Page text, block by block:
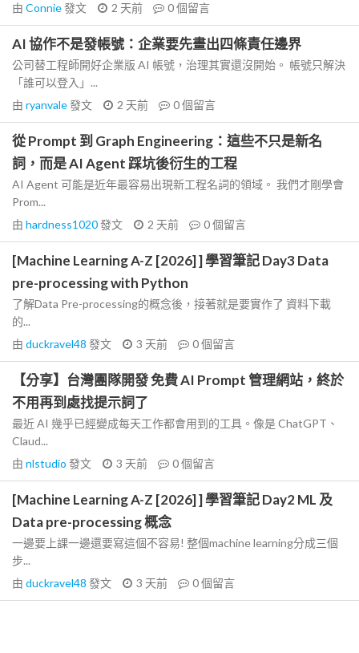
由 Connie發文 2 天前 0個留言
AI 協作不是發帳號：企業要先畫出四條責任邊界
公司替工程師開好企業版 AI 帳號，治理其實還沒開始。 帳號只解決
「誰可以登入」...
由 ryanvale發文 2 天前 0個留言
從 Prompt 到 Graph Engineering：這些不只是新名
詞，而是 AI Agent 踩坑後衍生的工程
AI Agent 可能是近年最容易出現新工程名詞的領域。 我們才剛學會
Prom...
由 hardness1020發文 2 天前 0個留言
[Machine Learning A-Z [2026] ] 學習筆記 Day3 Data
pre-processing with Python
了解Data Pre-processing的概念後，接著就是要實作了 資料下載
的...
由 duckravel48 發文 3 天前 0個留言
【分享】台灣團隊開發 免費 AI Prompt 管理網站，終於
不用再到處找提示詞了
最近 AI 幾乎已經變成每天工作都會用到的工具。像是 ChatGPT、
Claud...
由 nlstudio 發文 3 天前 0個留言
[Machine Learning A-Z [2026] ] 學習筆記 Day2 ML 及
Data pre-processing 概念
一邊要上課一邊還要寫這個不容易! 整個machine learning分成三個
步...
由 duckravel48 發文 3 天前 0個留言